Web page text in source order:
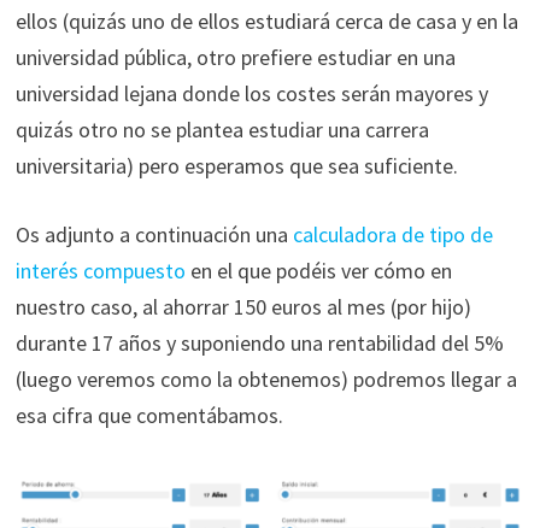
ellos (quizás uno de ellos estudiará cerca de casa y en la
universidad pública, otro prefiere estudiar en una
universidad lejana donde los costes serán mayores y
quizás otro no se plantea estudiar una carrera
universitaria) pero esperamos que sea suficiente.
Os adjunto a continuación una calculadora de tipo de
interés compuesto en el que podéis ver cómo en
nuestro caso, al ahorrar 150 euros al mes (por hijo)
durante 17 años y suponiendo una rentabilidad del 5%
(luego veremos como la obtenemos) podremos llegar a
esa cifra que comentábamos.